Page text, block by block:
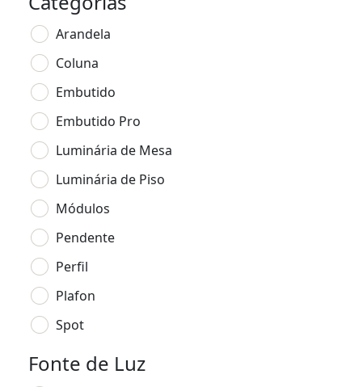
Arandela
Coluna
Embutido
Embutido Pro
Luminária de Mesa
Luminária de Piso
Módulos
Pendente
Perfil
Plafon
Spot
Fonte de Luz